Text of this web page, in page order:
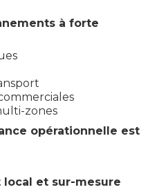
à forte
zones
opérationnelle est
local et sur-mesure